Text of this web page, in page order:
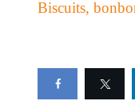
Biscuits,